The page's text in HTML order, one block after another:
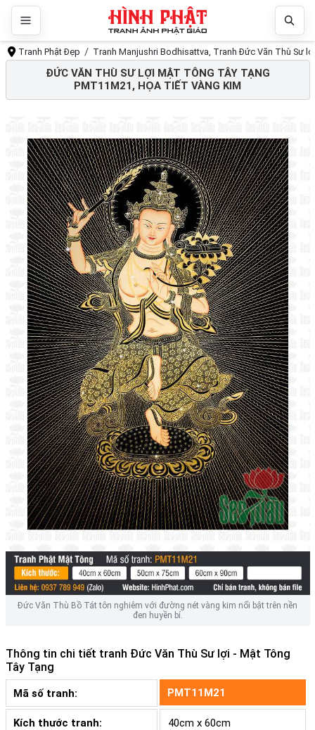
Tranh Phật Đẹp Tranh Manjushri Bodhisattva, Tranh Đức Văn Thù Sư
ĐỨC VĂN THÙ SƯ LỢI MẬT TÔNG TÂY TẠNG
PMT11M21, HỌA TIẾT VÀNG KIM
Đức Văn Thù Bồ Tát tôn nghiêm với đường nét vàng kim nổi bật trên nền
đen huyền bí.
Thông tin chi tiết tranh Đức Văn Thù Sư lợi - Mật Tông
Tây Tạng
Mã số tranh: PMT11M21
Kích thước tranh: 40cm x 60cm